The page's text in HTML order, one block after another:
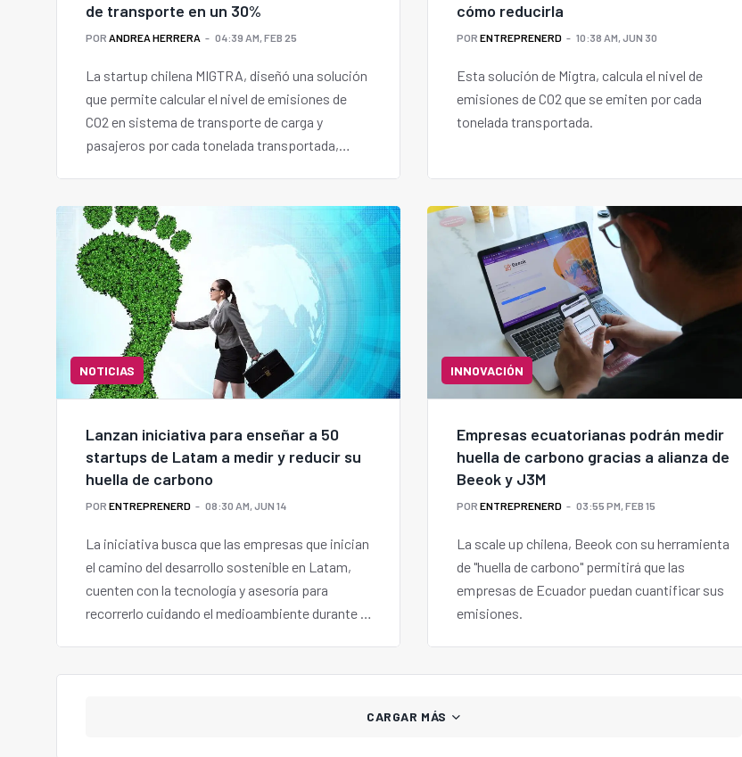
de transporte en un 30%
POR ANDREA HERRERA 04:39 AM, FEB 25
La startup chilena MIGTRA, diseñó una solución
que permite calcular el nivel de emisiones de
CO2 en sistema de transporte de carga y
pasajeros por cada tonelada transportada,
cómo reducirla
POR ENTREPRENERD 10:38 AM, JUN 30
Esta solución de Migtra, calcula el nivel de
emisiones de CO2 que se emiten por cada
tonelada transportada.
NOTICIAS
Lanzan iniciativa para enseñar a 50
startups de Latam a medir y reducir su
huella de carbono
POR ENTREPRENERD 08:30 AM, JUN 14
La iniciativa busca que las empresas que inician
el camino del desarrollo sostenible en Latam,
cuenten con la tecnología y asesoría para
recorrerlo cuidando el medioambiente durante 1
INNOVACIÓN
Empresas ecuatorianas podrán medir
huella de carbono gracias a alianza de
Beeok y J3M
POR ENTREPRENERD 03:55 PM, FEB 15
La scale up chilena, Beeok con su herramienta
de "huella de carbono" permitirá que las
empresas de Ecuador puedan cuantificar sus
emisiones.
CARGAR MÁS